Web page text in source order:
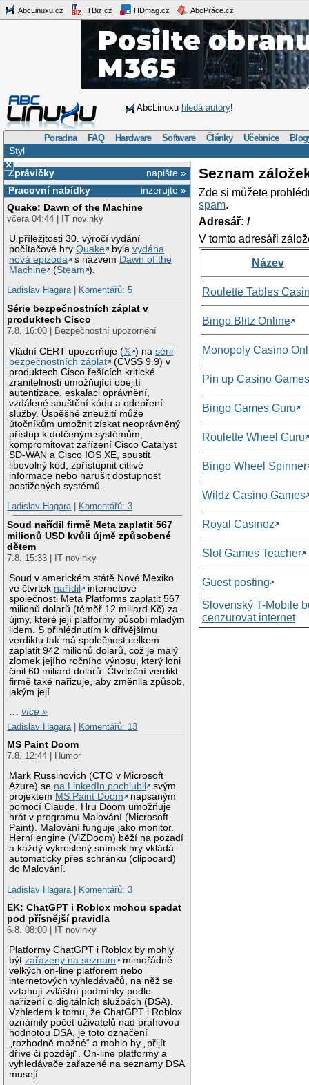
AbcLinuxu.cz ITBiz.cz HDmag.cz AbcPráce.cz
AbcLinuxu hledá autory!
Poradna FAQ Hardware Software Články Učebnice
Styl
×
napište »
Zprávičky
inzerujte »
Pracovní nabídky
Quake: Dawn of the Machine
včera 04:44 | IT novinky
U příležitosti 30. výročí vydání
počítačové hryQuake bylavydána
nová epizoda
s názvem Dawn of the
Machine
(Steam ).
Ladislav Hagara| Komentářů: 5
Série bezpečnostních záplat v
produktech Cisco
7.8. 16:00 | Bezpečnostní upozornění
Vládní CERT upozorňuje (𝕏 ) nasérii
bezpečnostních záplat
(CVSS 9.9) v
produktech Cisco řešících kritické
zranitelnosti umožňující obejití
autentizace, eskalaci oprávnění,
vzdálené spuštění kódu a odepření
služby. Úspěšné zneužití může
útočníkům umožnit získat neoprávněný
přístup k dotčeným systémům,
kompromitovat zařízení Cisco Catalyst
SD-WAN a Cisco IOS XE, spustit
libovolný kód, zpřístupnit citlivé
informace nebo narušit dostupnost
postižených systémů.
Ladislav Hagara| Komentářů: 3
Soud nařídil firmě Meta zaplatit 567
milionů USD kvůli újmě způsobené
dětem
7.8. 15:33 | IT novinky
Soud v americkém státě Nové Mexiko
ve čtvrtek nařídil
internetové
společnosti Meta Platforms zaplatit 567
milionů dolarů (téměř 12 miliard Kč) za
újmy, které její platformy působí mladým
lidem. S přihlédnutím k dřívějšímu
verdiktu tak má společnost celkem
zaplatit 942 milionů dolarů, což je malý
zlomek jejího ročního výnosu, který loni
činil 60 miliard dolarů. Čtvrteční verdikt
firmě také nařizuje, aby změnila způsob,
jakým její
…více »
Ladislav Hagara
Komentářů: 13
MS Paint Doom
7.8. 12:44 | Humor
Mark Russinovich (CTO v Microsoft
Azure) se na LinkedIn pochlubil
svým
projektem MS Paint Doom
napsaným
pomocí Claude. Hru Doom umožňuje
hrát v programu Malování (Microsoft
Paint). Malování funguje jako monitor.
Herní engine (ViZDoom) běží na pozadí
a každý vykreslený snímek hry vkládá
automaticky přes schránku (clipboard)
do Malování.
Ladislav Hagara
Komentářů: 3
EK: ChatGPT i Roblox mohou spadat
pod přísnější pravidla
6.8. 08:00 | IT novinky
Platformy ChatGPT i Roblox by mohly
býtzařazeny na seznam
mimořádně
velkých on-line platforem nebo
internetových vyhledávačů, na něž se
vztahují zvláštní podmínky podle
nařízení o digitálních službách (DSA).
Vzhledem k tomu, že ChatGPT i Roblox
oznámily počet uživatelů nad prahovou
hodnotou DSA, je toto označení
„rozhodně možné“ a mohlo by „přijít
dříve či později“. On-line platformy a
vyhledávače zařazené na seznamy DSA
musejí
Seznam
Zde si můžete
spam.
Adresář: /
V tomto adresáři
Název
Roulette Tables
Bingo Blitz Online
Monopoly Casino
Pin up Casino
Bingo Games Guru
Roulette Wheel Guru
Bingo Wheel Spinner
Wildz Casino Games
Royal Casinoz
Slot Games Teacher
Guest posting
Slovenský T-Mobile
cenzurovat internet